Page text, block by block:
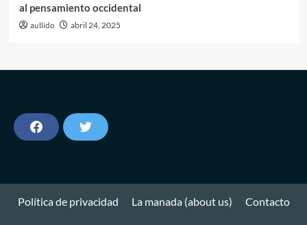
al pensamiento occidental
aullido abril 24, 2025
F
a
o
k
w
e
Política de privacidad La manada (about us) Contacto